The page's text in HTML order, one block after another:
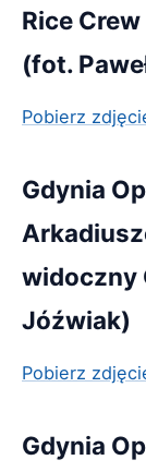
Rice
(fot.
Pobierz
Gdynia
widoczny
Jóźwiak)
Pobierz
Gdynia